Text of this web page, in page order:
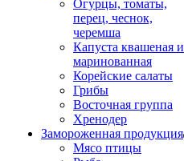
Огурцы, томаты,
перец, чеснок,
черемша
Капуста квашеная и
маринованная
Корейские салаты
Грибы
Восточная группа
Хренодер
Замороженная продукция
Мясо птицы